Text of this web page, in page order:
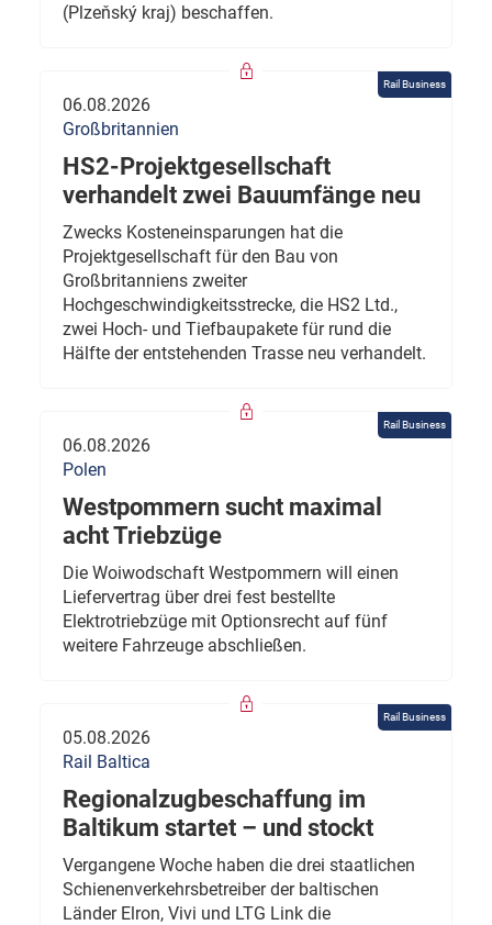
(Plzeňský kraj) beschaffen.
Rail Business
06.08.2026
Großbritannien
HS2-Projektgesellschaft
verhandelt zwei Bauumfänge neu
Zwecks Kosteneinsparungen hat die
Projektgesellschaft für den Bau von
Großbritanniens zweiter
Hochgeschwindigkeitsstrecke, die HS2 Ltd.,
zwei Hoch- und Tiefbaupakete für rund die
Hälfte der entstehenden Trasse neu verhandelt.
Rail Business
06.08.2026
Polen
Westpommern sucht maximal
acht Triebzüge
Die Woiwodschaft Westpommern will einen
Liefervertrag über drei fest bestellte
Elektrotriebzüge mit Optionsrecht auf fünf
weitere Fahrzeuge abschließen.
Rail Business
05.08.2026
Rail Baltica
Regionalzugbeschaffung im
Baltikum startet – und stockt
Vergangene Woche haben die drei staatlichen
Schienenverkehrsbetreiber der baltischen
Länder Elron, Vivi und LTG Link die